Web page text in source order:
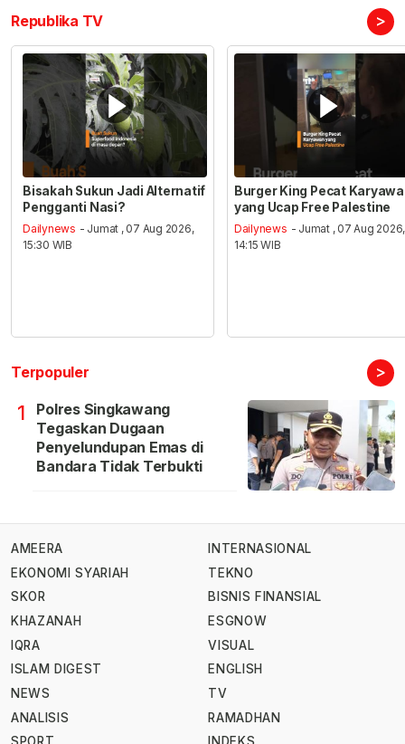
Republika TV >
Bisakah Sukun Jadi Alternatif
Pengganti Nasi?
Dailynews - Jumat , 07 Aug 2026,
15:30 WIB
Burger King Pecat
yang Ucap Free Palestine
Dailynews - Jumat , 07 Aug 2026,
14:15 WIB
Terpopuler >
1
Polres Singkawang
Tegaskan Dugaan
Penyelundupan Emas di
Bandara Tidak Terbukti
AMEERA
EKONOMI SYARIAH
SKOR
KHAZANAH
IQRA
ISLAM DIGEST
NEWS
ANALISIS
INTERNASIONAL
TEKNO
BISNIS FINANSIAL
ESGNOW
VISUAL
ENGLISH
TV
RAMADHAN